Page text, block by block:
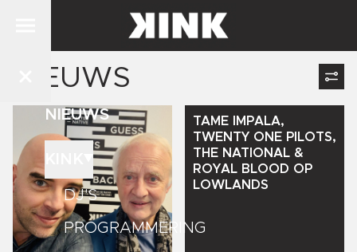
NIEUWS
DJ'S
PROGRAMMERING
NIEUWS
TAME
IMPALA,
TWENTY ONE PILOTS,
THE NATIONAL &
ROYAL BLOOD OP
LOWLANDS